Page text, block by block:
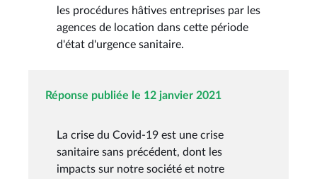
les procédures hâtives entreprises par les
agences de location dans cette période
d'état d'urgence sanitaire.
Réponse publiée le 12 janvier 2021
La crise du Covid-19 est une crise
sanitaire sans précédent, dont les
impacts sur notre société et notre